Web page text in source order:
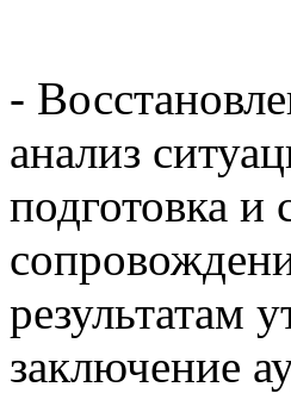
-
анализ
подготовка и
результатам
заключение